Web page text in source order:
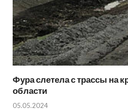
Фура слетела с трассы на
области
05.05.2024